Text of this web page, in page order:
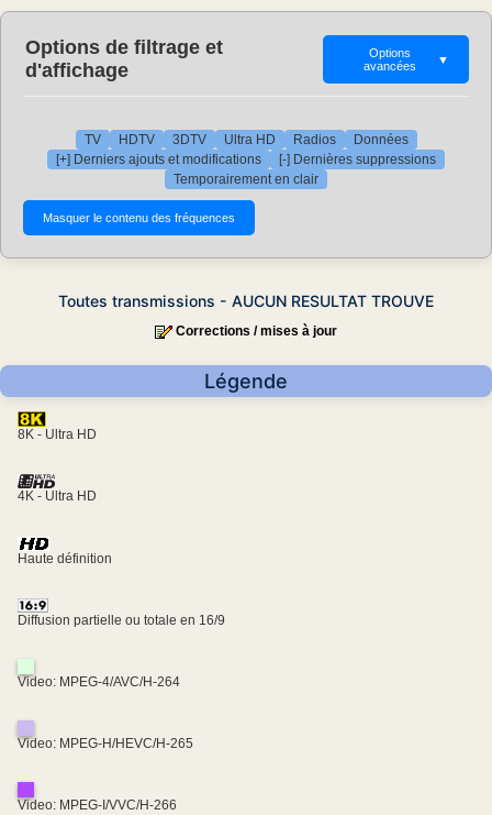
Options de filtrage et
d'affichage
Options
avancées
▼
TV HDTV 3DTV Ultra HD Radios
Données
[+] Derniers ajouts et modifications
[-] Dernières suppressions
Temporairement en clair
Toutes transmissions - AUCUN RESULTAT TROUVE
Corrections / mises à jour
Légende
8K - Ultra HD
4K - Ultra HD
Haute définition
Diffusion partielle ou totale en 16/9
Video: MPEG-4/AVC/H-264
Video: MPEG-H/HEVC/H-265
Video: MPEG-I/VVC/H-266